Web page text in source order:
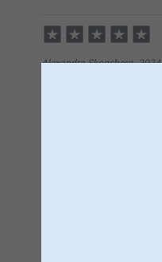
09:20
Hej Caroline,
Stort tack för
Alexandra Skogsberg,
Stort tack för
har glädje av